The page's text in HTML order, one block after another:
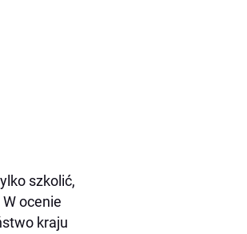
szkolić,
W ocenie
kraju